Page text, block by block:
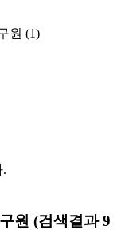
원 (1)
.
원 (검색결과 9